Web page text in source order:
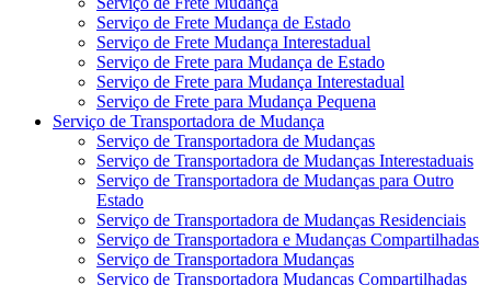
Serviço de Frete Mudança de Estado
Serviço de Frete Mudança Interestadual
Serviço de Frete para Mudança de Estado
Serviço de Frete para Mudança Interestadual
Serviço de Frete para Mudança Pequena
Serviço de Transportadora de Mudança
Serviço de Transportadora de Mudanças
Serviço de Transportadora de Mudanças Interestaduais
Serviço de Transportadora de Mudanças para Outro
Estado
Serviço de Transportadora de Mudanças Residenciais
Serviço de Transportadora e Mudanças Compartilhadas
Serviço de Transportadora Mudanças
Serviço de Transportadora Mudanças Compartilhadas